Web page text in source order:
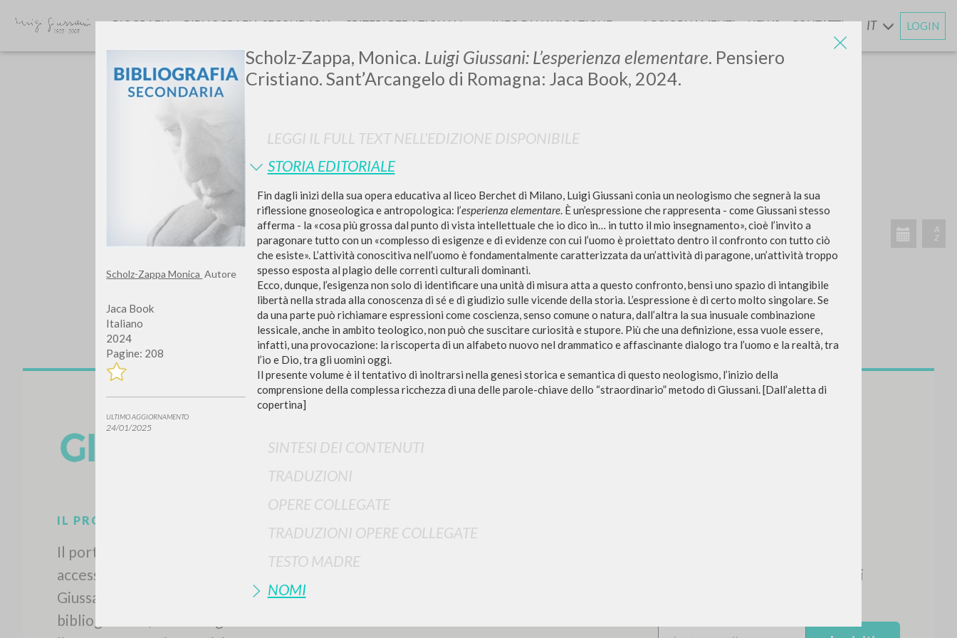
Scholz-Zappa Monica Autore
Jaca Book
Italiano
2024
Pagine: 208
ULTIMO AGGIORNAMENTO
24/01/2025
Scholz-Zappa, Monica. Luigi Giussani: L’esperienza elementare. Pensiero
Cristiano. Sant’Arcangelo di Romagna: Jaca Book, 2024.
LEGGI IL FULL TEXT NELL'EDIZIONE DISPONIBILE
STORIA EDITORIALE
Fin dagli inizi della sua opera educativa al liceo Berchet di Milano, Luigi Giussani conia un neologismo che segnerà la sua
riflessione gnoseologica e antropologica: l’esperienza elementare. È un’espressione che rappresenta - come Giussani stesso
afferma - la «cosa più grossa dal punto di vista intellettuale che io dico in… in tutto il mio insegnamento», cioè l’invito a
paragonare tutto con un «complesso di esigenze e di evidenze con cui l’uomo è proiettato dentro il confronto con tutto ciò
che esiste». L’attività conoscitiva nell’uomo è fondamentalmente caratterizzata da un’attività di paragone, un’attività troppo
spesso esposta al plagio delle correnti culturali dominanti.
Ecco, dunque, l’esigenza non solo di identificare una unità di misura atta a questo confronto, bensì uno spazio di intangibile
libertà nella strada alla conoscenza di sé e di giudizio sulle vicende della storia. L’espressione è di certo molto singolare. Se
da una parte può richiamare espressioni come coscienza, senso comune o natura, dall’altra la sua inusuale combinazione
lessicale, anche in ambito teologico, non può che suscitare curiosità e stupore. Più che una definizione, essa vuole essere,
infatti, una provocazione: la riscoperta di un alfabeto nuovo nel drammatico e affascinante dialogo tra l’uomo e la realtà, tra
l’io e Dio, tra gli uomini oggi.
Il presente volume è il tentativo di inoltrarsi nella genesi storica e semantica di questo neologismo, l’inizio della
comprensione della complessa ricchezza di una delle parole-chiave dello “straordinario” metodo di Giussani. [Dall’aletta di
copertina]
SINTESI DEI CONTENUTI
TRADUZIONI
OPERE COLLEGATE
TRADUZIONI OPERE COLLEGATE
TESTO MADRE
NOMI
BIOGRAFIA BIBLIOGRAFIA SECONDARIA CRITERI REDAZIONALI INFO DI NAVIGAZIONE AGGIORNAMENTIENEWS CONTATTI IT LOGIN
Vuoi risultati ancora più precisi? Utilizza la
0DOCUMENTI TROVATI
Visualizza dettagli per tipologia
TIPOLOGIA OPERA LINGUA AUTORE
RISULTATI SUCCESSIVI
IL PROGETTO
Il portale raccoglie e rende Ricevi aggiornamenti su nuove